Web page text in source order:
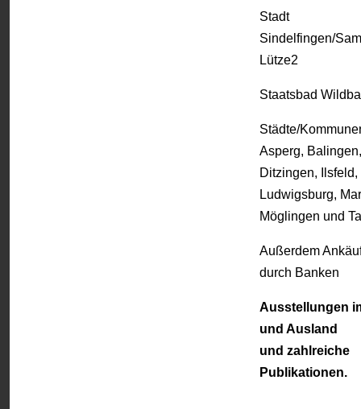
Stadt
Sindelfingen/
Lütze2
Staatsbad
Städte/
Asperg, Balingen,
Ditzingen, Ilsfeld,
Ludwigsburg,
Möglingen und
Außerdem
durch Banken
Ausstellungen
und Ausland
und zahlreiche
Publikationen.